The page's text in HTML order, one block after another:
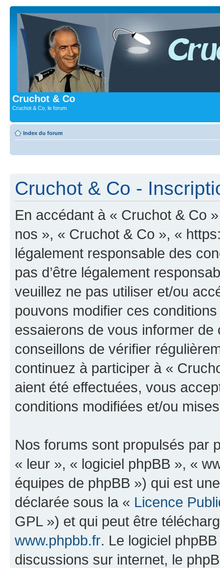
Cruchot & Co
Cruchot & Co, le forum
Index du forum
Cruchot & Co -
En accédant à « Cruchot & Co
nos », « Cruchot & Co », «
légalement responsable des
pas d’être légalement
veuillez ne pas utiliser et/ou
pouvons modifier ces
essaierons de vous informer
conseillons de vérifier
continuez à participer à «
aient été effectuées, vous
conditions modifiées et/ou
Nos forums sont propulsés par
« leur », « logiciel phpBB », «
équipes de phpBB ») qui est
déclarée sous la « Licence
GPL ») et qui peut être
www.phpbb.fr. Le logiciel
discussions sur internet, le